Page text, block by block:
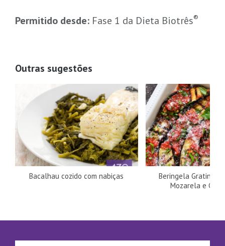
Permitido desde:Fase 1 da Dieta Biotrês®
Outras sugestões
Bacalhau cozido com nabiças
Beringela Gratinada
Mozarela e